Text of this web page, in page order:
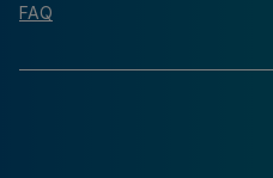
FAQ